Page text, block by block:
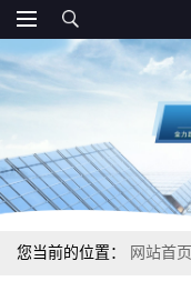
您当前的位置： 网站首页